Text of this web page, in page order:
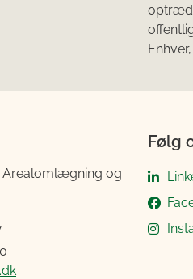
Arealomlægning og
Følg